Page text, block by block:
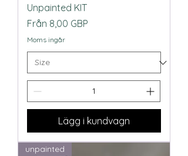
Unpainted KIT
Från 8,00 GBP
Reapris
Moms ingår
Lägg i kundvagn
unpainted